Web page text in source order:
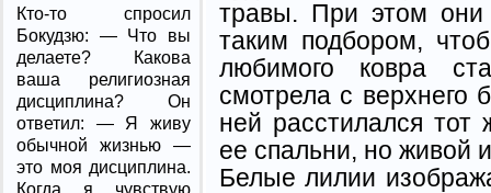
Кто-то спросил
Бокудзю: — Что вы
делаете? Какова
ваша религиозная
дисциплина? Он
ответил: — Я живу
обычной жизнью —
это моя дисциплина.
Когда я чувствую
травы. При этом
таким подбором,
любимого ковра
смотрела с верхнего
ней расстилался
ее спальни, но живой
Белые лилии